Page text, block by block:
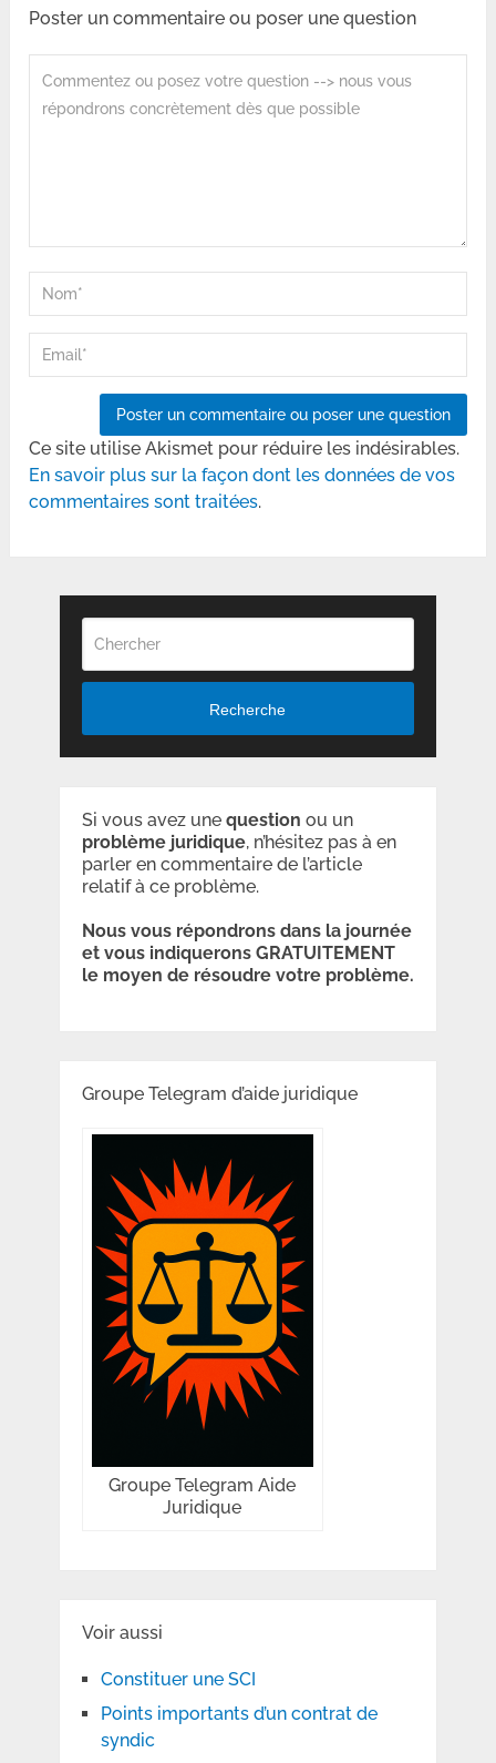
Poster un commentaire ou poser une question
Ce site utilise Akismet pour réduire les indésirables.
En savoir plus sur la façon dont les données de vos
commentaires sont traitées.
Recherche
Si vous avez une question ou un
problème juridique, n’hésitez pas à en
parler en commentaire de l’article
relatif à ce problème.
Nous vous répondrons dans la journée
et vous indiquerons GRATUITEMENT
le moyen de résoudre votre problème.
Groupe Telegram d’aide juridique
Groupe Telegram Aide
Juridique
Voir aussi
Constituer une SCI
Points importants d’un contrat de
syndic